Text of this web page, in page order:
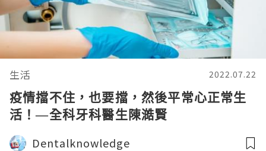
生活 2022.07.22
疫情擋不住，也要擋，然後平常心正常生
活！—全科牙科醫生陳澔賢
Dentalknowledge